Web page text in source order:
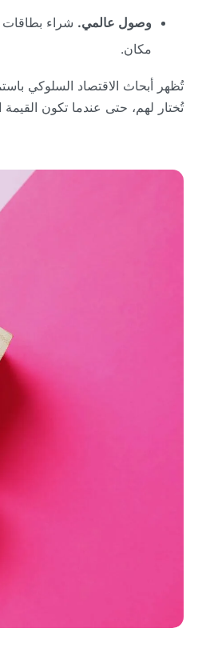
وصول عالمي. شراء بطاقات
مكان.
تُظهر أبحاث الاقتصاد السلوكي
تُختار لهم، حتى عندما تكون القيمة